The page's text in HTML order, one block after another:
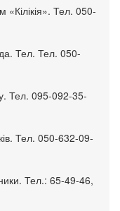
Тел. 050-
Тел. Тел. 050-
Тел. 095-092-35-
Тел. 050-632-09-
Тел.: 65-49-46,